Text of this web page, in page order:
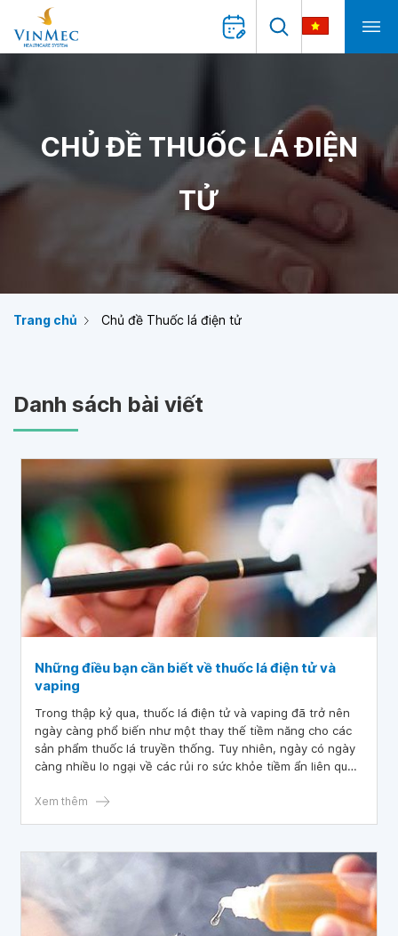
CHỦ ĐỀ THUỐC LÁ ĐIỆN
TỬ
Trang chủ Chủ đề Thuốc lá điện tử
Danh sách bài viết
Những điều bạn cần biết về thuốc lá điện tử và
vaping
Trong thập kỷ qua, thuốc lá điện tử và vaping đã trở nên
ngày càng phổ biến như một thay thế tiềm năng cho các
sản phẩm thuốc lá truyền thống. Tuy nhiên, ngày có ngày
càng nhiều lo ngại về các rủi ro sức khỏe tiềm ẩn liên quan
cung cấp thông tin tổng quan về bằng chứng nghiên cứu
Xem thêm